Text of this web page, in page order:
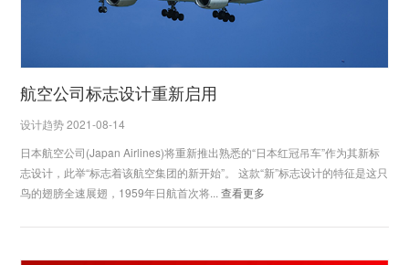
航空公司标志设计重新启用
设计趋势 2021-08-14
日本航空公司(Japan Airlines)将重新推出熟悉的“日本红冠吊车”作为其新标
志设计，此举“标志着该航空集团的新开始”。 这款“新”标志设计的特征是这只
鸟的翅膀全速展翅，1959年日航首次将...查看更多